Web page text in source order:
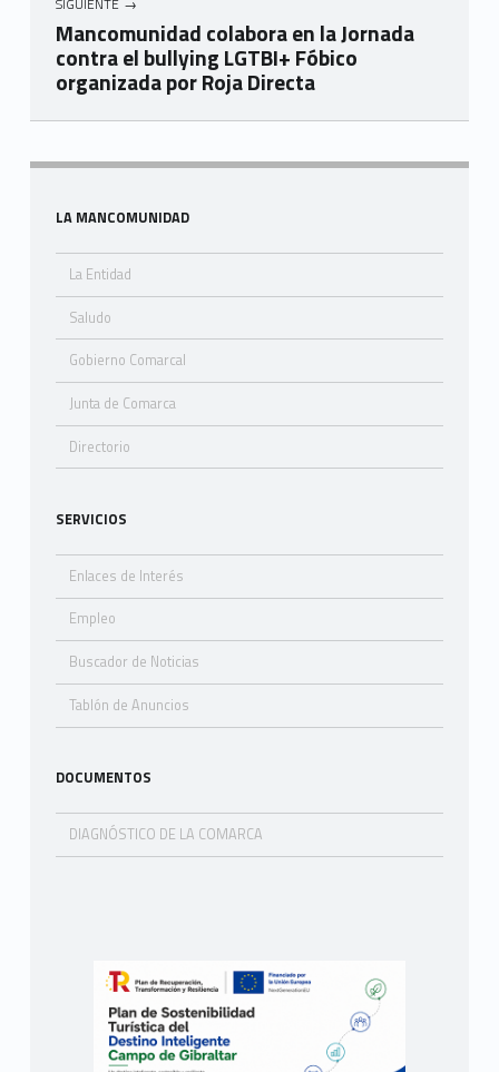
SIGUIENTE
Mancomunidad colabora en la Jornada
contra el bullying LGTBI+ Fóbico
organizada por Roja Directa
Sidebar
LA MANCOMUNIDAD
La Entidad
Saludo
Gobierno Comarcal
Junta de Comarca
Directorio
SERVICIOS
Enlaces de Interés
Empleo
Buscador de Noticias
Tablón de Anuncios
DOCUMENTOS
DIAGNÓSTICO DE LA COMARCA